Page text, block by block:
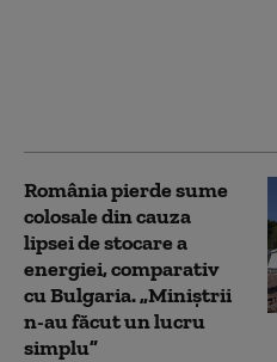
România pierde sume
colosale din cauza
lipsei de stocare a
energiei, comparativ
cu Bulgaria. „Miniștrii
n-au făcut un lucru
simplu”